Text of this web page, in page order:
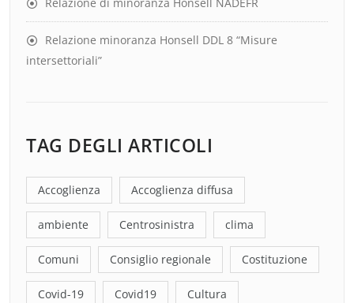
Relazione minoranza Honsell DDL 8 “Misure
intersettoriali”
TAG DEGLI ARTICOLI
Accoglienza Accoglienza diffusa
ambiente Centrosinistra clima
Comuni Consiglio regionale Costituzione
Covid-19 Covid19 Cultura